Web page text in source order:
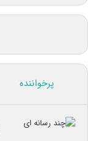
پرخواننده